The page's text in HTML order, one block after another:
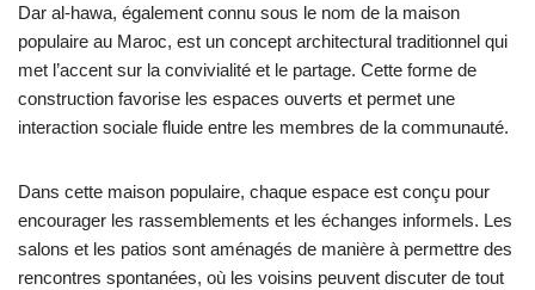
Dar al-hawa, également connu sous le nom de la maison
populaire au Maroc, est un concept architectural traditionnel qui
met l’accent sur la convivialité et le partage. Cette forme de
construction favorise les espaces ouverts et permet une
interaction sociale fluide entre les membres de la communauté.
Dans cette maison populaire, chaque espace est conçu pour
encourager les rassemblements et les échanges informels. Les
salons et les patios sont aménagés de manière à permettre des
rencontres spontanées, où les voisins peuvent discuter de tout